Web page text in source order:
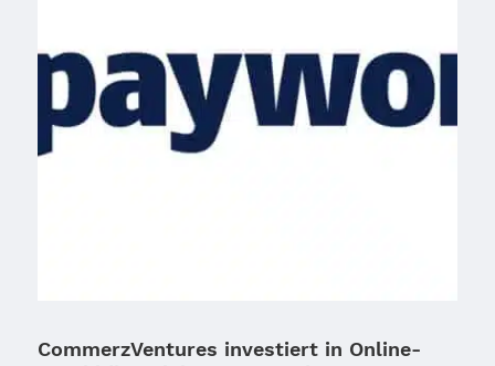
CommerzVentures investiert in Online-